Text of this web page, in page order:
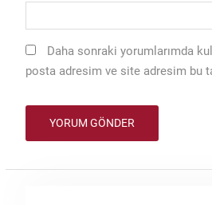
Daha sonraki yorumlarımda
posta adresim ve site adresim bu